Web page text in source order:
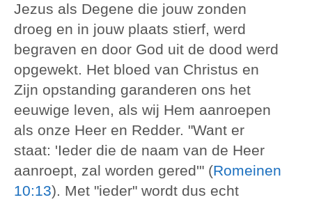
Jezus als Degene die jouw zonden
droeg en in jouw plaats stierf, werd
begraven en door God uit de dood werd
opgewekt. Het bloed van Christus en
Zijn opstanding garanderen ons het
eeuwige leven, als wij Hem aanroepen
als onze Heer en Redder. "Want er
staat: 'Ieder die de naam van de Heer
aanroept, zal worden gered'" (Romeinen
10:13). Met "ieder" wordt dus echt